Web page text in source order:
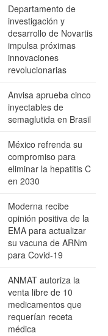
Departamento de
investigación y
desarrollo de Novartis
impulsa próximas
innovaciones
revolucionarias
Anvisa aprueba cinco
inyectables de
semaglutida en Brasil
México refrenda su
compromiso para
eliminar la hepatitis C
en 2030
Moderna recibe
opinión positiva de la
EMA para actualizar
su vacuna de ARNm
para Covid-19
ANMAT autoriza la
venta libre de 10
medicamentos que
requerían receta
médica